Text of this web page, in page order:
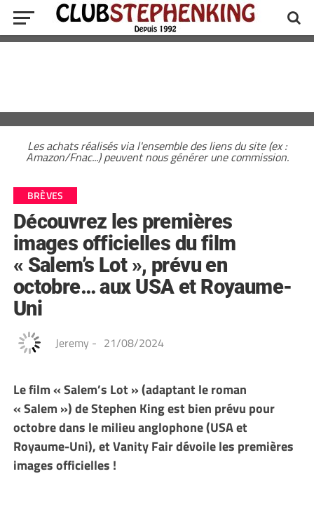
Les achats réalisés via l'ensemble des liens du site (ex :
Amazon/Fnac...) peuvent nous générer une commission.
BRÈVES
Découvrez les premières
images officielles du film
« Salem’s Lot », prévu en
octobre… aux USA et Royaume-
Uni
Jeremy - 21/08/2024
Le film « Salem’s Lot » (adaptant le roman
« Salem ») de Stephen King est bien prévu pour
octobre dans le milieu anglophone (USA et
Royaume-Uni), et Vanity Fair dévoile les premières
images officielles !